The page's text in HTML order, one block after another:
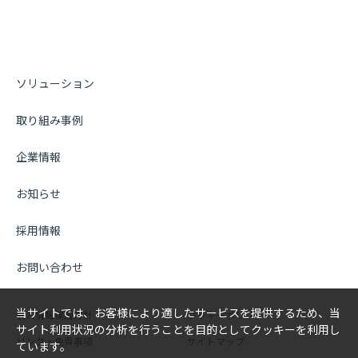
ソリューション
取り組み事例
企業情報
お知らせ
採用情報
お問い合わせ
個人情報保護方針
クッキーポリシー
リンク・免責事項
当サイトでは、お客様により適したサービスを提供するため、当
サイト利用状況の分析を行うことを目的としてクッキーを利用し
ています。